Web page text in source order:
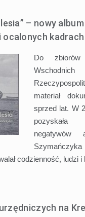
– nowy
ocalonych
Do
materiał
sprzed lat. W
negatywów
codzienność, ludzi i
na